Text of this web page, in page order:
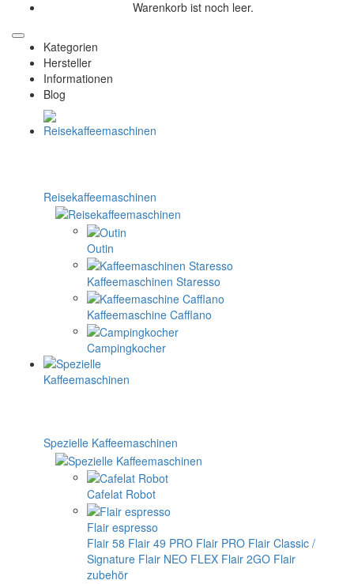
Warenkorb ist noch leer.
Kategorien
Hersteller
Informationen
Blog
Reisekaffeemaschinen
Outin
Kaffeemaschinen Staresso
Kaffeemaschine Cafflano
Campingkocher
Spezielle Kaffeemaschinen
Cafelat Robot
Flair espresso
Flair 58 Flair 49 PRO Flair PRO Flair Classic /
Signature Flair NEO FLEX Flair 2GO Flair
zubehör